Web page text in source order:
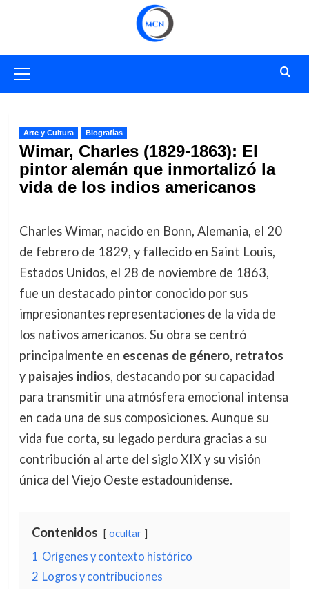
primario
Arte y Cultura Biografías
Wimar, Charles (1829-1863): El
pintor alemán que inmortalizó la
vida de los indios americanos
Charles Wimar, nacido en Bonn, Alemania, el 20
de febrero de 1829, y fallecido en Saint Louis,
Estados Unidos, el 28 de noviembre de 1863,
fue un destacado pintor conocido por sus
impresionantes representaciones de la vida de
los nativos americanos. Su obra se centró
principalmente en escenas de género, retratos
y paisajes indios, destacando por su capacidad
para transmitir una atmósfera emocional intensa
en cada una de sus composiciones. Aunque su
vida fue corta, su legado perdura gracias a su
contribución al arte del siglo XIX y su visión
única del Viejo Oeste estadounidense.
Contenidos ocultar
1 Orígenes y contexto histórico
2 Logros y contribuciones